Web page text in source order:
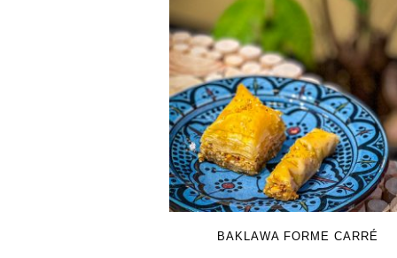
BAKLAWA FORME CARRÉ